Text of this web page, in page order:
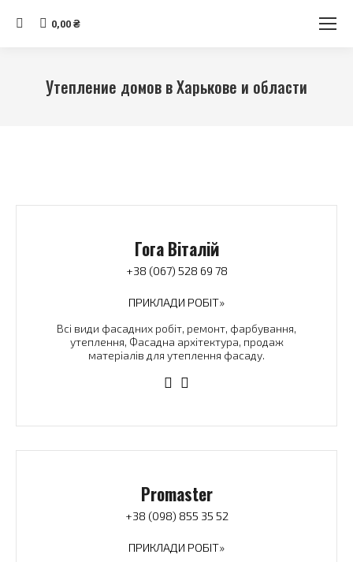
Search:0,00 ₴
Утепление домов в Харькове и области
Гога Віталій
+38 (067) 528 69 78
ПРИКЛАДИ РОБІТ»
Всі види фасадних робіт, ремонт, фарбування,
утеплення, Фасадна архітектура, продаж
матеріалів для утеплення фасаду.
Promaster
+38 (098) 855 35 52
ПРИКЛАДИ РОБІТ»